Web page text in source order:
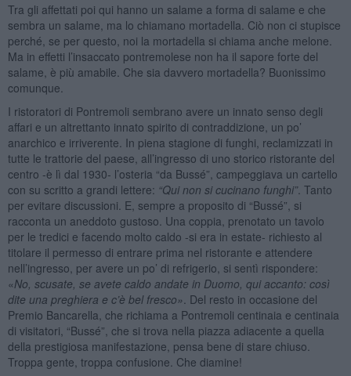
Tra gli affettati poi qui hanno un salame a forma di salame e che
sembra un salame, ma lo chiamano mortadella. Ciò non ci stupisce
perché, se per questo, noi la mortadella si chiama anche melone.
Ma in effetti l’insaccato pontremolese non ha il sapore forte del
salame, è più amabile. Che sia davvero mortadella? Buonissimo
comunque.
I ristoratori di Pontremoli sembrano avere un innato senso degli
affari e un altrettanto innato spirito di contraddizione, un po’
anarchico e irriverente. In piena stagione di funghi, reclamizzati in
tutte le trattorie del paese, all’ingresso di uno storico ristorante del
centro -è lì dal 1930- l’osteria “da Bussé”, campeggiava un cartello
con su scritto a grandi lettere: “Qui non si cucinano funghi”. Tanto
per evitare discussioni. E, sempre a proposito di “Bussé”, si
racconta un aneddoto gustoso. Una coppia, prenotato un tavolo
per le tredici e facendo molto caldo -si era in estate- richiesto al
titolare il permesso di entrare prima nel ristorante e attendere
nell’ingresso, per avere un po’ di refrigerio, si sentì rispondere:
«No, scusate, se avete caldo andate in Duomo, qui accanto: così
dite una preghiera e c’è bel fresco» . Del resto in occasione del
Premio Bancarella, che richiama a Pontremoli centinaia e centinaia
di visitatori, “Bussé”, che si trova nella piazza adiacente a quella
della prestigiosa manifestazione, pensa bene di stare chiuso.
Troppa gente, troppa confusione. Che diamine!